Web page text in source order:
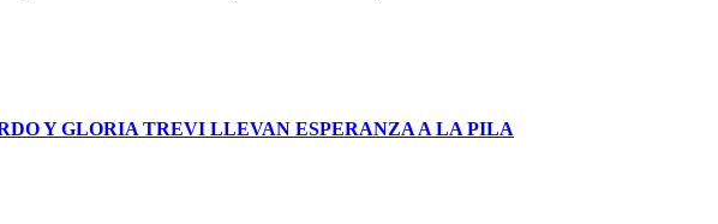
Y GLORIA TREVI LLEVAN ESPERANZA A LA PILA